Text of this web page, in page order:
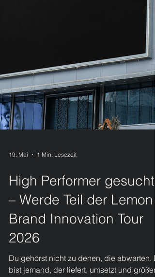
19. Mai 1 Min. Lesezeit
High Performer gesucht